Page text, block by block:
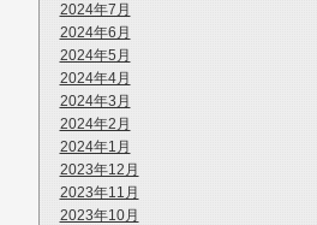
2024年7月
2024年6月
2024年5月
2024年4月
2024年3月
2024年2月
2024年1月
2023年12月
2023年11月
2023年10月